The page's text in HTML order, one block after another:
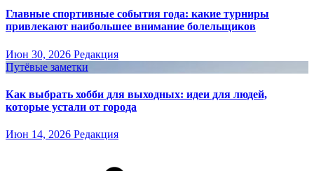
Главные спортивные события года: какие турниры
привлекают наибольшее внимание болельщиков
Июн 30, 2026 Редакция
Путёвые заметки
Как выбрать хобби для выходных: идеи для людей,
которые устали от города
Июн 14, 2026 Редакция